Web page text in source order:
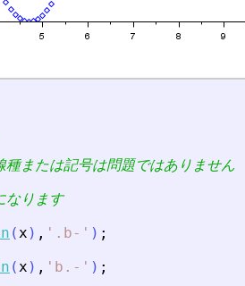
たは記号は問題ではありません
ります
(x ) , ' .b- ' ) ;
(x ) , ' b.- ' ) ;